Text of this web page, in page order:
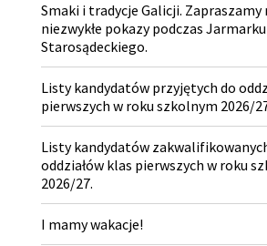
Smaki i tradycje Galicji. Zapraszamy
niezwykłe pokazy podczas Jarmarku
Starosądeckiego.
Listy kandydatów przyjętych do
pierwszych w roku szkolnym 2026/
Listy kandydatów
oddziałów klas pierwszych w roku
2026/27.
I mamy wakacje!